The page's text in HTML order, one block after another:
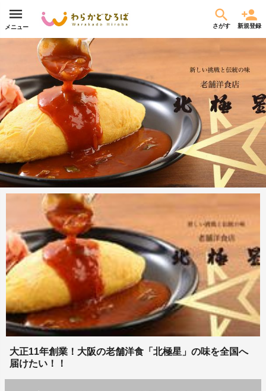
メニュー さがす 新規登録
大正11年創業！大阪の老舗洋食「北極星」の味を全国へ
届けたい！！